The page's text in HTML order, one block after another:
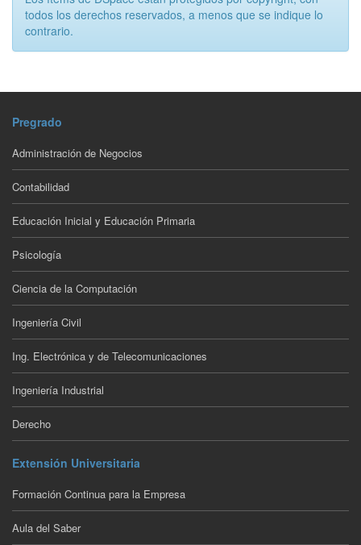
todos los derechos reservados, a menos que se indique lo
contrario.
Pregrado
Administración de Negocios
Contabilidad
Educación Inicial y Educación Primaria
Psicología
Ciencia de la Computación
Ingeniería Civil
Ing. Electrónica y de Telecomunicaciones
Ingeniería Industrial
Derecho
Extensión Universitaria
Formación Continua para la Empresa
Aula del Saber